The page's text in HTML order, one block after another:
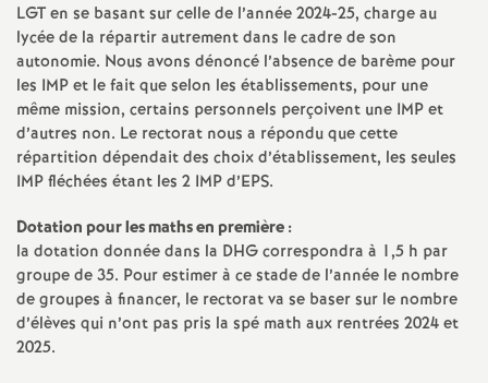
r
s
LGTen se basant sur celle de l’année 2024-25, charge au
lycée de la répartir autrement dans le cadre de son
autonomie. Nous avons dénoncé l’absence de barème pour
les IMPet le fait que selon les établissements, pour une
même mission, certains personnels perçoivent une IMPet
d’autres non. Le rectorat nous a répondu que cette
répartition dépendait des choix d’établissement, les seules
IMPfléchées étant les 2 IMPd’EPS.
Dotation pour les maths en première :
la dotation donnée dans la DHGcorrespondra à 1,5 h par
groupe de 35. Pour estimer à ce stade de l’année le nombre
de groupes à financer, le rectorat va se baser sur le nombre
d’élèves qui n’ont pas pris la spé math aux rentrées 2024 et
2025.